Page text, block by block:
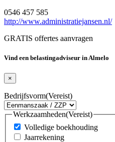
0546 457 585
http://www.administratiejansen.nl/
GRATIS offertes aanvragen
Vind een belastingadviseur in Almelo
×
Bedrijfsvorm(Vereist)
Werkzaamheden(Vereist)
Volledige boekhouding
Jaarrekening